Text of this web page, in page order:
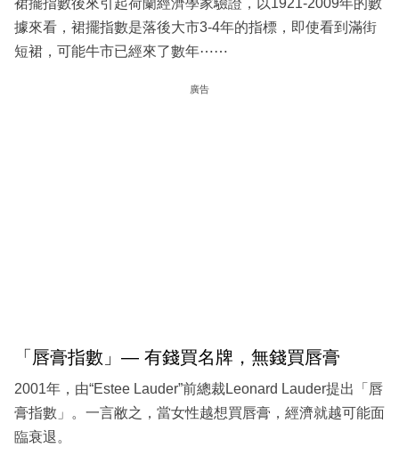
裙擺指數後來引起荷蘭經濟學家驗證，以1921-2009年的數
據來看，裙擺指數是落後大市3-4年的指標，即使看到滿街
短裙，可能牛市已經來了數年⋯⋯
廣告
「唇膏指數」— 有錢買名牌，無錢買唇膏
2001年，由“Estee Lauder”前總裁Leonard Lauder提出「唇
膏指數」。一言敝之，當女性越想買唇膏，經濟就越可能面
臨衰退。